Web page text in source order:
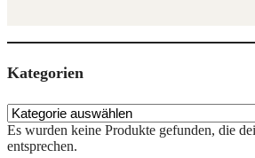
Kate­go­rien
Es wur­den kei­ne Pro­duk­te gefun­den, die
entsprechen.